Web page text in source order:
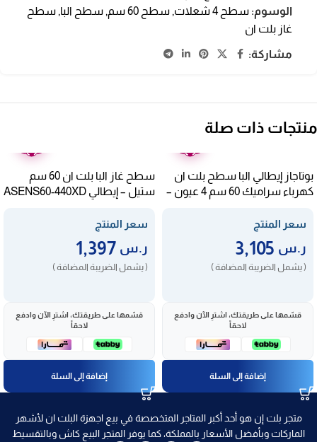
الوسوم: سطح 4 شعلات , سطح 60 سم , سطح البا, سطح
غاز بلت ان
مشاركة:
منتجات ذات صلة
بوتاجاز إيطالي البا سطح بلت ان
كهرباء سراميك 60 سم 4 عيون –
سعر المنتج
ر.س
( يشمل الضريبة المضافة )
قسّمها على طريقتك، اشترِ الآن وادفع
لاحقاً
إضافة إلى السلة
سطح غاز البا بلت ان 60 سم
ستيل – إيطالي ASENS60-440XD
سعر المنتج
ر.س
( يشمل الضريبة المضافة )
قسّمها على طريقتك، اشترِ الآن وادفع
لاحقاً
إضافة إلى السلة
متجر بلت إن هو أحد أكبر المتاجر المتخصصة في بيع اجهزة البلت ان لأشهر
الماركات وبأفضل الأسعار بالمملكة، كما يوفر المتجر البيع كاش وبالتقسيط